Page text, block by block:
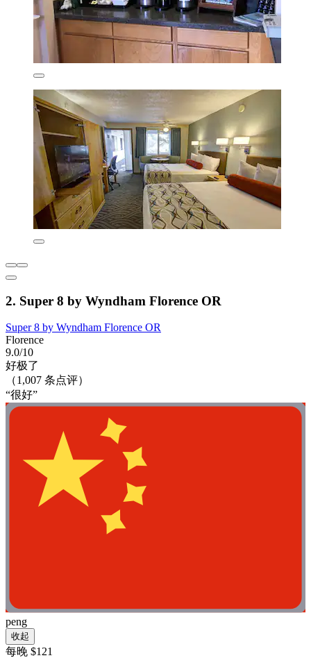
2. Super 8 by Wyndham Florence OR
Super 8 by Wyndham Florence OR
Florence
9.0/10
好极了
（1,007 条点评）
“很好”
peng
收起
每晚 $121